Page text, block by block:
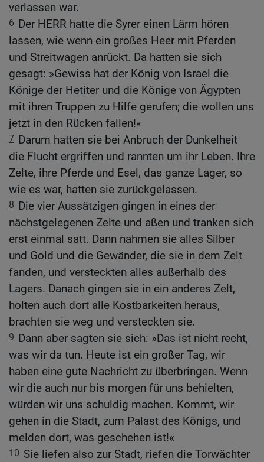
verlassen war.
6 Der HERR hatte die Syrer einen Lärm hören
lassen, wie wenn ein großes Heer mit Pferden
und Streitwagen anrückt. Da hatten sie sich
gesagt: »Gewiss hat der König von Israel die
Könige der Hetiter und die Könige von Ägypten
mit ihren Truppen zu Hilfe gerufen; die wollen uns
jetzt in den Rücken fallen!«
7 Darum hatten sie bei Anbruch der Dunkelheit
die Flucht ergriffen und rannten um ihr Leben. Ihre
Zelte, ihre Pferde und Esel, das ganze Lager, so
wie es war, hatten sie zurückgelassen.
8 Die vier Aussätzigen gingen in eines der
nächstgelegenen Zelte und aßen und tranken sich
erst einmal satt. Dann nahmen sie alles Silber
und Gold und die Gewänder, die sie in dem Zelt
fanden, und versteckten alles außerhalb des
Lagers. Danach gingen sie in ein anderes Zelt,
holten auch dort alle Kostbarkeiten heraus,
brachten sie weg und versteckten sie.
9 Dann aber sagten sie sich: »Das ist nicht recht,
was wir da tun. Heute ist ein großer Tag, wir
haben eine gute Nachricht zu überbringen. Wenn
wir die auch nur bis morgen für uns behielten,
würden wir uns schuldig machen. Kommt, wir
gehen in die Stadt, zum Palast des Königs, und
melden dort, was geschehen ist!«
10 Sie liefen also zur Stadt, riefen die Torwächter